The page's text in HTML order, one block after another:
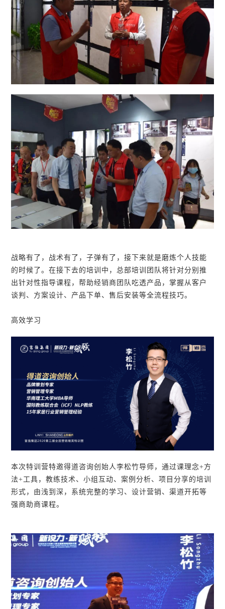
战略有了，战术有了，子弹有了，接下来就是磨炼个人技能
的时候了。在接下去的培训中，总部培训团队将针对分别推
出针对性指导课程，帮助经销商团队吃透产品，掌握从客户
谈判、方案设计、产品下单、售后安装等全流程技巧。
高效学习
本次特训营特邀得道咨询创始人李松竹导师，通过课理念+方
法+工具，教练技术、小组互动、案例分析、项目分享的培训
形式，由浅到深，系统完整的学习、设计营销、渠道开拓等
强商助商课程。